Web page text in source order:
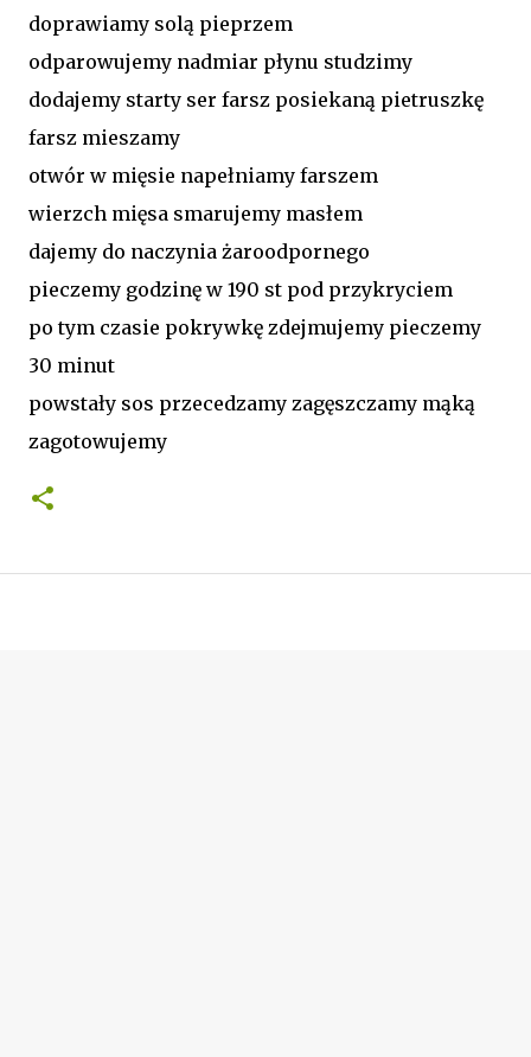
doprawiamy solą pieprzem
odparowujemy nadmiar płynu studzimy
dodajemy starty ser farsz posiekaną pietruszkę
farsz mieszamy
otwór w mięsie napełniamy farszem
wierzch mięsa smarujemy masłem
dajemy do naczynia żaroodpornego
pieczemy godzinę w 190 st pod przykryciem
po tym czasie pokrywkę zdejmujemy pieczemy
30 minut
powstały sos przecedzamy zagęszczamy mąką
zagotowujemy